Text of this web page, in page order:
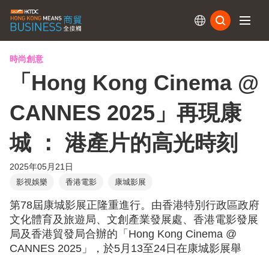
時尚創意
「Hong Kong Cinema @
CANNES 2025」再現康
城 ： 港產片的高光時刻
2025年05月21日
影視娛樂 香港電影 康城影展
第78屆康城影展正隆重進行。由香港特別行政區政府
文化體育及旅遊局、文創產業發展處、香港電影發展
局及香港貿發局合辦的「Hong Kong Cinema @
CANNES 2025」，於5月13至24日在康城影展舉